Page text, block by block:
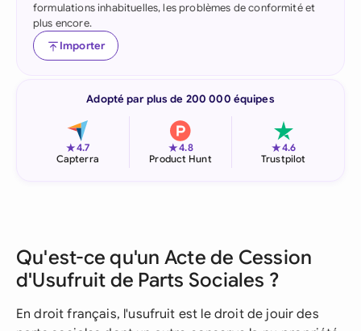
formulations inhabituelles, les problèmes de conformité et
plus encore.
Importer
Adopté par plus de 200 000 équipes
★4.7
Capterra
★4.8
Product Hunt
★4.6
Trustpilot
Qu'est-ce qu'un Acte de Cession
d'Usufruit de Parts Sociales ?
En droit français, l'usufruit est le droit de jouir des